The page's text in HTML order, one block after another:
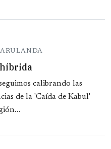
calibrando las
de la 'Caída de Kabul'